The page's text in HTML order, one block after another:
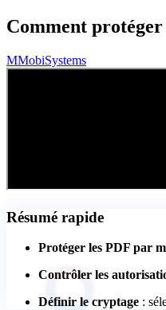
Comment
MMobiSystems
Résumé rapide
Protéger les PDF par
Contrôler les
Définir le cryptage :